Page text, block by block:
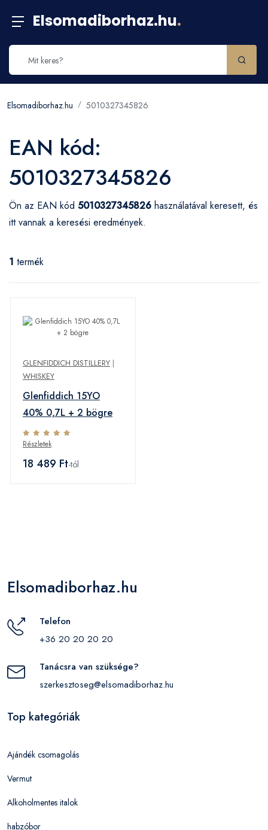
Elsomadiborhaz.hu.
Elsomadiborhaz.hu 5010327345826
EAN kód:
5010327345826
Ön az EAN kód 5010327345826 használatával keresett, és
itt vannak a keresési eredmények.
1 termék
GLENFIDDICH DISTILLERY |
WHISKEY
Glenfiddich 15YO
40% 0,7L + 2 bögre
Részletek
18 489 Ft-tól
Elsomadiborhaz.hu
Telefon
+36 20 20 20 20
Tanácsra van szüksége?
szerkesztoseg@elsomadiborhaz.hu
Top kategóriák
Ajándék csomagolás
Vermut
Alkoholmentes italok
habzóbor